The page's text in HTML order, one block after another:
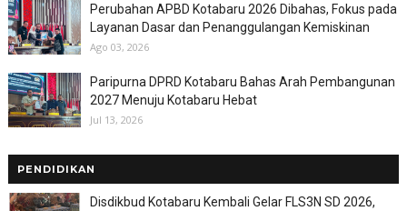
Perubahan APBD Kotabaru 2026 Dibahas, Fokus pada
Layanan Dasar dan Penanggulangan Kemiskinan
Ago 03, 2026
Paripurna DPRD Kotabaru Bahas Arah Pembangunan
2027 Menuju Kotabaru Hebat
Jul 13, 2026
PENDIDIKAN
Disdikbud Kotabaru Kembali Gelar FLS3N SD 2026,